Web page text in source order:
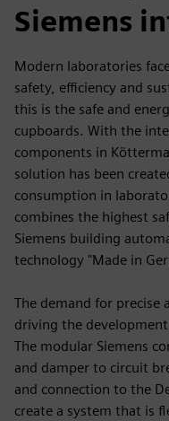
Siemens
Modern laboratories
safety, efficiency and
this is the safe and
cupboards. With the
components in
solution has been
consumption in
combines the highest
Siemens building
technology "Made in
The demand for precise
driving the
The modular Siemens
and damper to circuit
and connection to the
create a system that is